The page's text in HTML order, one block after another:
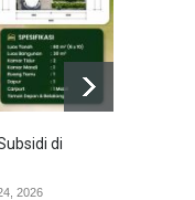
di
2026